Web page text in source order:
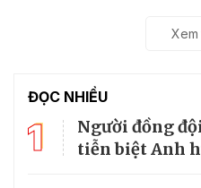
Xem
ĐỌC NHIỀU
1
Người đồng
tiễn biệt Anh